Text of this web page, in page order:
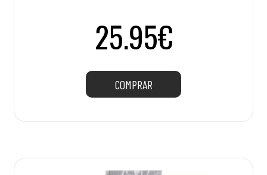
25.95€
COMPRAR